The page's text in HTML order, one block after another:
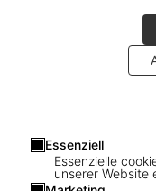
Essenziell
Essenzielle
unserer Website